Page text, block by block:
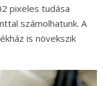
pixeles tudása
számolhatunk. A
is növekszik